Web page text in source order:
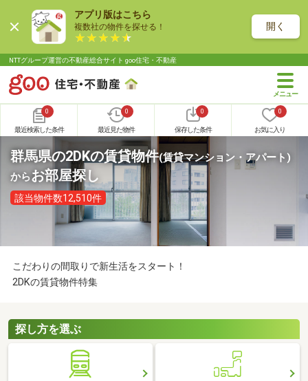
アプリ版はこちら
複数社の物件を探せる！ 開く
NTTグループ運営の不動産総合サイト goo住宅・不動産
0
最近検索した条件
0
最近見た物件
0
保存した条件
0
お気に入り
群馬県の2DKの賃貸物件(賃貸マンション・アパート)
からお部屋探し
該当物件数12,510件
こだわりの間取りで新生活をスタート！
2DKの賃貸物件特集
探し方を選ぶ